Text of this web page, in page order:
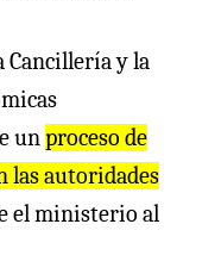
Cancillería y la
unproceso de
las autoridades
el ministerio al